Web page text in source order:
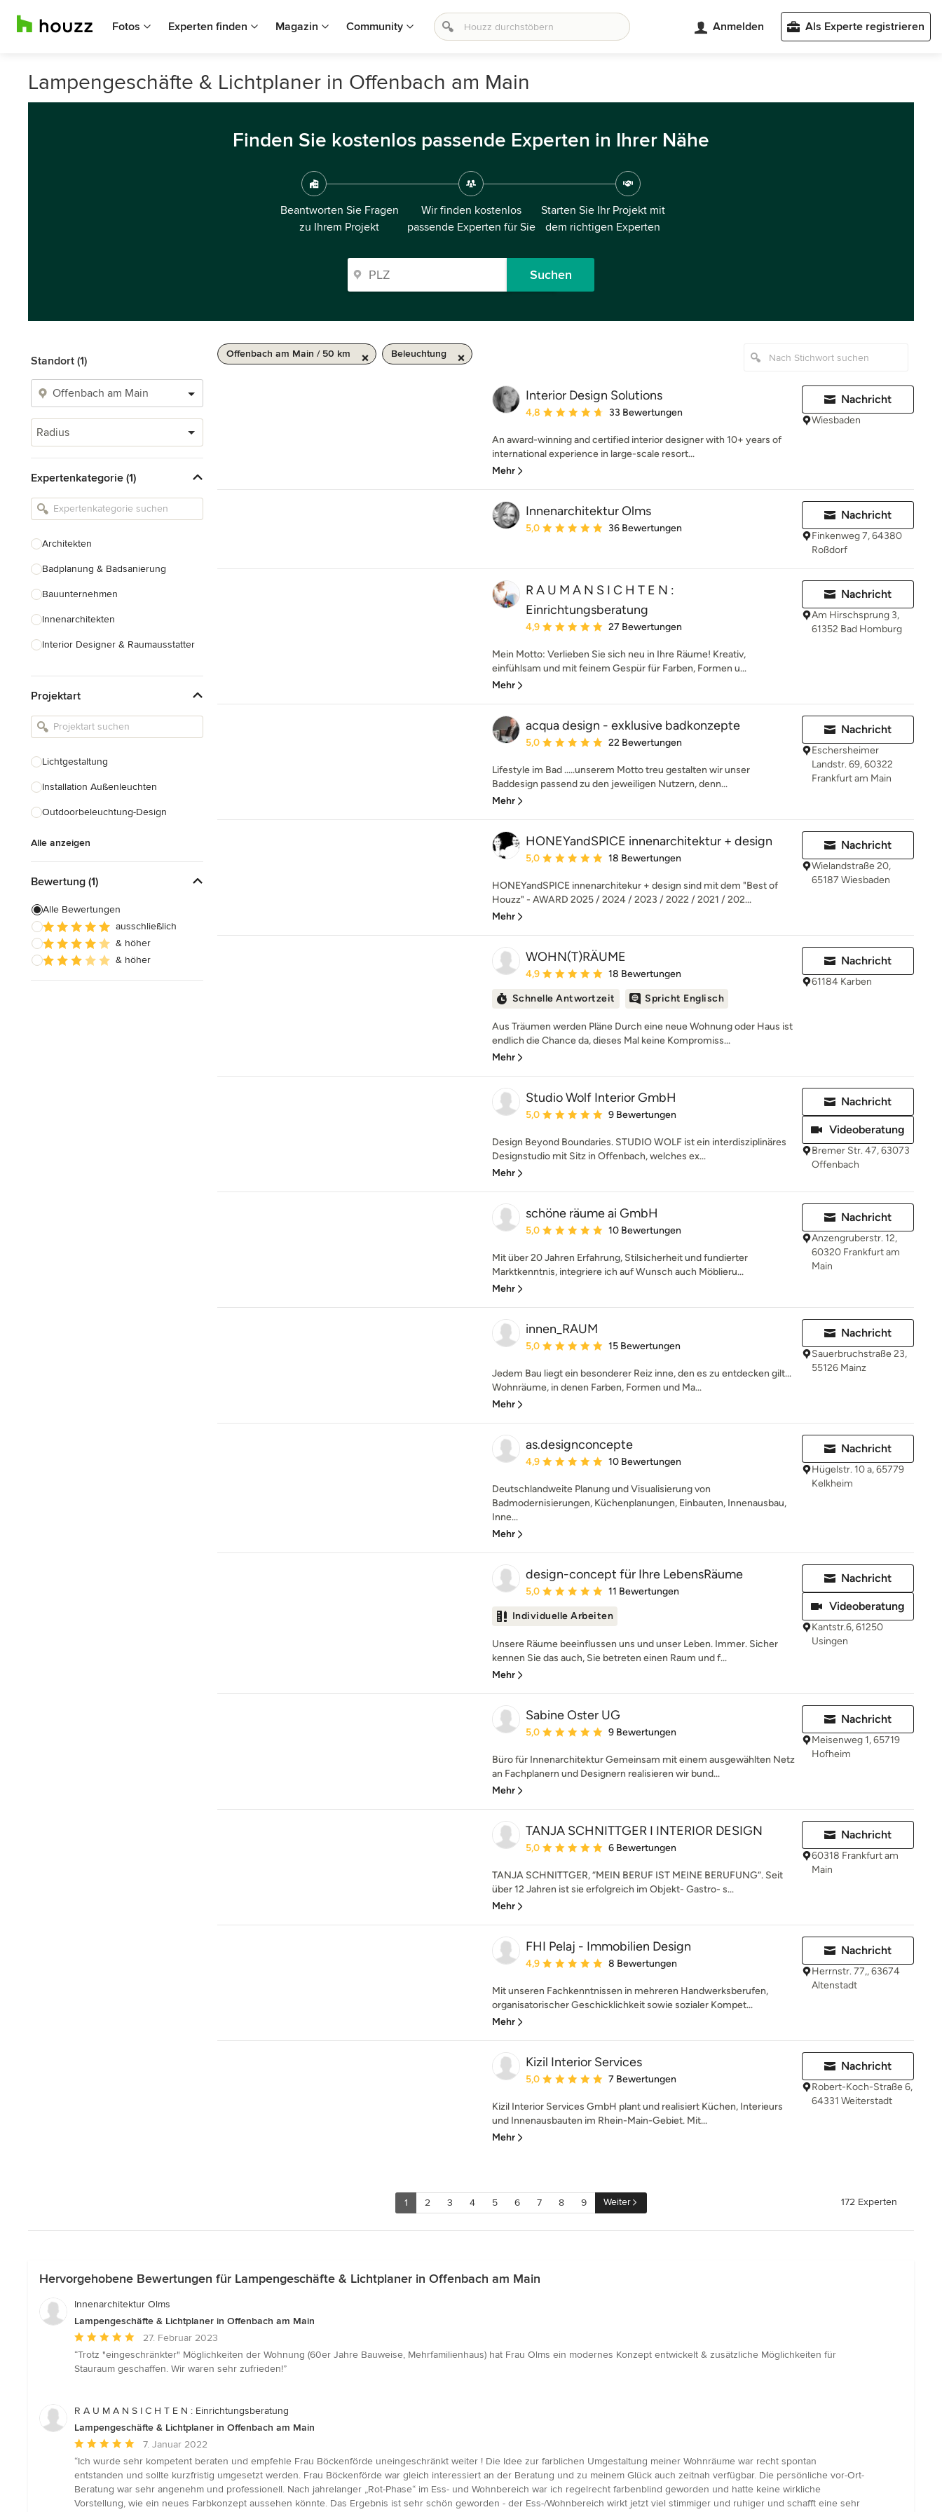
Fotos Experten finden Magazin Community Anmelden Als Experte registrieren
Lampengeschäfte & Lichtplaner in Offenbach am Main
Finden Sie kostenlos passende Experten in Ihrer Nähe
Beantworten Sie Fragen
zu Ihrem Projekt
Wir finden kostenlos
passende Experten für Sie
Starten Sie Ihr Projekt mit
dem richtigen Experten
Suchen
Standort (1)
Radius
Expertenkategorie (1)
Architekten
Badplanung & Badsanierung
Bauunternehmen
Innenarchitekten
Interior Designer & Raumausstatter
Landschaftsarchitekten
Armaturen & Sanitärbedarf
Einbauschränke
Projektart
Lichtgestaltung
Installation Außenleuchten
Outdoorbeleuchtung-Design
Alle anzeigen
Bewertung (1)
Alle Bewertungen
ausschließlich
& höher
& höher
Offenbach am Main / 50 km Beleuchtung
Interior Design Solutions
Durchschnittliche Bewertung: 4.8 von 5 Sternen
4,8 33 Bewertungen
An award-winning and certified interior designer with 10+ years of
international experience in large-scale resort...
Mehr
Nachricht
Wiesbaden
Innenarchitektur Olms
Durchschnittliche Bewertung: 5 von 5 Sternen
5,0 36 Bewertungen
Nachricht
Finkenweg 7, 64380
Roßdorf
R A U M A N S I C H T E N :
Einrichtungsberatung
Durchschnittliche Bewertung: 4.9 von 5 Sternen
4,9 27 Bewertungen
Mein Motto: Verlieben Sie sich neu in Ihre Räume! Kreativ,
einfühlsam und mit feinem Gespür für Farben, Formen u...
Mehr
Nachricht
Am Hirschsprung 3,
61352 Bad Homburg
acqua design - exklusive badkonzepte
Durchschnittliche Bewertung: 5 von 5 Sternen
5,0 22 Bewertungen
Lifestyle im Bad .....unserem Motto treu gestalten wir unser
Baddesign passend zu den jeweiligen Nutzern, denn...
Mehr
Nachricht
Eschersheimer
Landstr. 69, 60322
Frankfurt am Main
HONEYandSPICE innenarchitektur + design
Durchschnittliche Bewertung: 5 von 5 Sternen
5,0 18 Bewertungen
HONEYandSPICE innenarchitekur + design sind mit dem "Best of
Houzz" - AWARD 2025 / 2024 / 2023 / 2022 / 2021 / 202...
Mehr
Nachricht
Wielandstraße 20,
65187 Wiesbaden
WOHN(T)RÄUME
Durchschnittliche Bewertung: 4.9 von 5 Sternen
4,9 18 Bewertungen
Schnelle Antwortzeit Spricht Englisch
Aus Träumen werden Pläne Durch eine neue Wohnung oder Haus ist
endlich die Chance da, dieses Mal keine Kompromiss...
Mehr
Nachricht
61184 Karben
Studio Wolf Interior GmbH
Durchschnittliche Bewertung: 5 von 5 Sternen
5,0 9 Bewertungen
Design Beyond Boundaries. STUDIO WOLF ist ein interdisziplinäres
Designstudio mit Sitz in Offenbach, welches ex...
Mehr
Nachricht
Videoberatung
Bremer Str. 47, 63073
Offenbach
schöne räume ai GmbH
Durchschnittliche Bewertung: 5 von 5 Sternen
5,0 10 Bewertungen
Mit über 20 Jahren Erfahrung, Stilsicherheit und fundierter
Marktkenntnis, integriere ich auf Wunsch auch Möblieru...
Mehr
Nachricht
Anzengruberstr. 12,
60320 Frankfurt am
Main
innen_RAUM
Durchschnittliche Bewertung: 5 von 5 Sternen
5,0 15 Bewertungen
Jedem Bau liegt ein besonderer Reiz inne, den es zu entdecken gilt...
Wohnräume, in denen Farben, Formen und Ma...
Mehr
Nachricht
Sauerbruchstraße 23,
55126 Mainz
as.designconcepte
Durchschnittliche Bewertung: 4.9 von 5 Sternen
4,9 10 Bewertungen
Deutschlandweite Planung und Visualisierung von
Badmodernisierungen, Küchenplanungen, Einbauten, Innenausbau,
Inne...
Mehr
Nachricht
Hügelstr. 10 a, 65779
Kelkheim
design-concept für Ihre LebensRäume
Durchschnittliche Bewertung: 5 von 5 Sternen
5,0 11 Bewertungen
Individuelle Arbeiten
Unsere Räume beeinflussen uns und unser Leben. Immer. Sicher
kennen Sie das auch, Sie betreten einen Raum und f...
Mehr
Nachricht
Videoberatung
Kantstr.6, 61250
Usingen
Sabine Oster UG
Durchschnittliche Bewertung: 5 von 5 Sternen
5,0 9 Bewertungen
Büro für Innenarchitektur Gemeinsam mit einem ausgewählten Netz
an Fachplanern und Designern realisieren wir bund...
Mehr
Nachricht
Meisenweg 1, 65719
Hofheim
TANJA SCHNITTGER I INTERIOR DESIGN
Durchschnittliche Bewertung: 5 von 5 Sternen
5,0 6 Bewertungen
TANJA SCHNITTGER, “MEIN BERUF IST MEINE BERUFUNG“. Seit
über 12 Jahren ist sie erfolgreich im Objekt- Gastro- s...
Mehr
Nachricht
60318 Frankfurt am
Main
FHI Pelaj - Immobilien Design
Durchschnittliche Bewertung: 4.9 von 5 Sternen
4,9 8 Bewertungen
Mit unseren Fachkenntnissen in mehreren Handwerksberufen,
organisatorischer Geschicklichkeit sowie sozialer Kompet...
Mehr
Nachricht
Herrnstr. 77,, 63674
Altenstadt
Kizil Interior Services
Durchschnittliche Bewertung: 5 von 5 Sternen
5,0 7 Bewertungen
Kizil Interior Services GmbH plant und realisiert Küchen, Interieurs
und Innenausbauten im Rhein-Main-Gebiet. Mit...
Mehr
Nachricht
Robert-Koch-Straße 6,
64331 Weiterstadt
1 2 3 4 5 6 7 8 9 Weiter 172 Experten
Hervorgehobene Bewertungen für Lampengeschäfte & Lichtplaner in Offenbach am Main
Innenarchitektur Olms
Lampengeschäfte & Lichtplaner in Offenbach am Main
Durchschnittliche
Bewertung:
5
Sternen
27. Februar 2023
“Trotz "eingeschränkter" Möglichkeiten der Wohnung (60er Jahre Bauweise, Mehrfamilienhaus) hat Frau Olms ein modernes Konzept entwickelt & zusätzliche Möglichkeiten für
Stauraum geschaffen. Wir waren sehr zufrieden!”
R A U M A N S I C H T E N : Einrichtungsberatung
Lampengeschäfte & Lichtplaner in Offenbach am Main
Durchschnittliche
Bewertung:
5
von
5
7. Januar 2022
“Ich wurde sehr kompetent beraten und empfehle Frau Böckenförde uneingeschränkt weiter ! Die Idee zur farblichen Umgestaltung meiner Wohnräume war recht spontan
entstanden und sollte kurzfristig umgesetzt werden. Frau Böckenförde war gleich interessiert an der Beratung und zu meinem Glück auch zeitnah verfügbar. Die persönliche vor-Ort-
Beratung war sehr angenehm und professionell. Nach jahrelanger „Rot-Phase“ im Ess- und Wohnbereich war ich regelrecht farbenblind geworden und hatte keine wirkliche
Vorstellung, wie ein neues Farbkonzept aussehen könnte. Das Ergebnis ist sehr schön geworden - der Ess-/Wohnbereich wirkt jetzt viel stimmiger und ruhiger und schafft eine sehr